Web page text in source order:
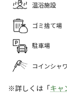
温浴施設
ゴミ捨て場
駐車場
コインシャ
※詳しくは「キャ